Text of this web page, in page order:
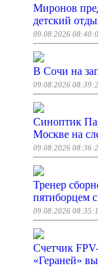
Миронов
детский
09.08.2026
В Сочи на
09.08.2026
Синоптик
Москве на
09.08.2026
Тренер
пятиборцем
09.08.2026
Счетчик
«Гераней»